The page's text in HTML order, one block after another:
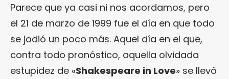
Parece que ya casi ni nos acordamos, pero
el 21 de marzo de 1999 fue el día en que todo
se jodió un poco más. Aquel día en el que,
contra todo pronóstico, aquella olvidada
estupidez de «Shakespeare in Love» se llevó